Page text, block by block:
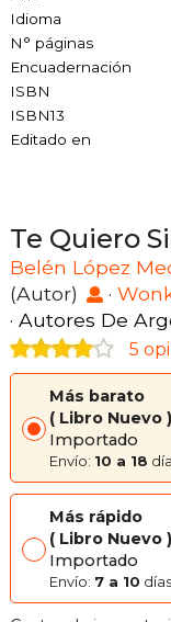
Idioma
N° páginas
Encuadernación
ISBN
ISBN13
Editado en
Te Quiero
Belén López
(Autor)
·
· Autores De
5
Más barato
Libro Nuevo
Importado
Envío: 10 a 18
Más rápido
Libro Nuevo
Importado
Envío: 7 a 10